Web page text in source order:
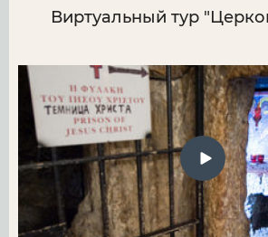
Виртуальный тур